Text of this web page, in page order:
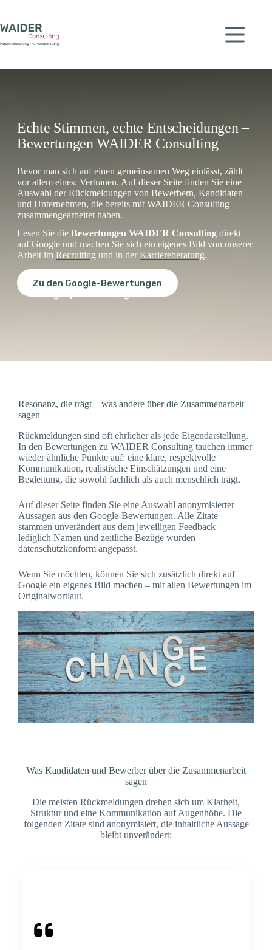
springen
Echte Stimmen, echte Entscheidungen –
Bewertungen WAIDER Consulting
Bevor man sich auf einen gemeinsamen Weg einlässt, zählt
vor allem eines: Vertrauen. Auf dieser Seite finden Sie eine
Auswahl der Rückmeldungen von Bewerbern, Kandidaten
und Unternehmen, die bereits mit WAIDER Consulting
zusammengearbeitet haben.
Lesen Sie dieBewertungen WAIDER Consulting direkt
auf Google und machen Sie sich ein eigenes Bild von unserer
Arbeit imRecruiting und in derKarriereberatung.
Zu den Google-Bewertungen
Erstgespräch anfragen
Resonanz, die trägt – was andere über die Zusammenarbeit
sagen
Rückmeldungen sind oft ehrlicher als jede Eigendarstellung.
In den Bewertungen zu WAIDER Consulting tauchen immer
wieder ähnliche Punkte auf: eine klare, respektvolle
Kommunikation, realistische Einschätzungen und eine
Begleitung, die sowohl fachlich als auch menschlich trägt.
Auf dieser Seite finden Sie eine Auswahl anonymisierter
Aussagen aus den Google-Bewertungen. Alle Zitate
stammen unverändert aus dem jeweiligen Feedback –
lediglich Namen und zeitliche Bezüge wurden
datenschutzkonform angepasst.
Wenn Sie möchten, können Sie sich zusätzlich direkt auf
Google ein eigenes Bild machen – mit allen Bewertungen im
Originalwortlaut.
Was Kandidaten und Bewerber über die Zusammenarbeit
sagen
Die meisten Rückmeldungen drehen sich um Klarheit,
Struktur und eine Kommunikation auf Augenhöhe. Die
folgenden Zitate sind anonymisiert, die inhaltliche Aussage
bleibt unverändert: